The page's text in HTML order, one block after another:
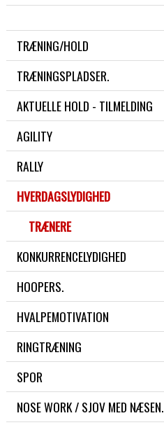
TRÆNING/HOLD
TRÆNINGSPLADSER.
AKTUELLE HOLD - TILMELDING
AGILITY
RALLY
HVERDAGSLYDIGHED
TRÆNERE
KONKURRENCELYDIGHED
HOOPERS.
HVALPEMOTIVATION
RINGTRÆNING
SPOR
NOSE WORK / SJOV MED NÆSEN.